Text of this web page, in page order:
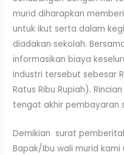
murid diharapkan
untuk ikut serta dalam
diadakan sekolah.
informasikan biaya
industri tersebut sebesar
Ratus Ribu Rupiah).
tengat akhir pembayaran
Demikian surat
Bapak/Ibu wali murid